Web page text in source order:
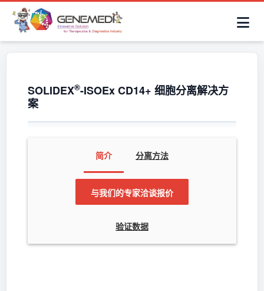
SOLIDEX®-ISOEx CD14+ 细胞分离解决方
案
简介 分离方法
与我们的专家洽谈报价
验证数据